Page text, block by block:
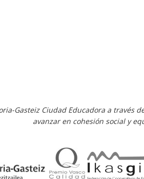
Gasteiz Ciudad Educadora a
avanzar en cohesión social y